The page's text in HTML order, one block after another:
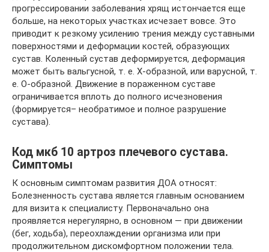
прогрессировании заболевания хрящ истончается еще
больше, на некоторых участках исчезает вовсе. Это
приводит к резкому усилению трения между суставными
поверхностями и деформации костей, образующих
сустав. Коленный сустав деформируется, деформация
может быть вальгусной, т. е. Х-образной, или варусной, т.
е. О-образной. Движение в пораженном суставе
ограничивается вплоть до полного исчезновения
(формируется– необратимое и полное разрушение
сустава).
Код мкб 10 артроз плечевого сустава.
Симптомы
К основным симптомам развития ДОА относят:
Болезненность сустава является главным основанием
для визита к специалисту. Первоначально она
проявляется нерегулярно, в основном — при движении
(бег, ходьба), переохлаждении организма или при
продолжительном дискомфортном положении тела.